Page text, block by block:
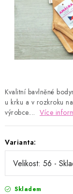
Kontakty Proč
Tabulka velikostí
Velkoobchod
Podmínky ochrany
Kvalitní bavlněné
u krku a v rozkroku
výrobce.... Více
Varianta:
Skladem